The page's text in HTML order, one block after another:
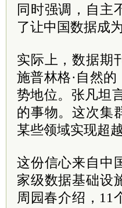
同时强调，自主
了让中国数据成
实际上，数据期
施普林格·自然
势地位。张凡坦
的事物。这次集
某些领域实现超
这份信心来自中
家级数据基础设
周园春介绍，11